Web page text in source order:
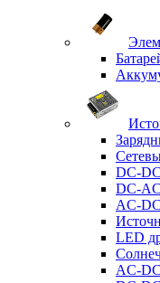
DC-
DC-AC
AC-
LED
AC-